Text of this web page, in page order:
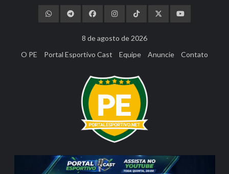
8 de agosto de 2026
O PE
Portal Esportivo Cast Equipe Anuncie Contato